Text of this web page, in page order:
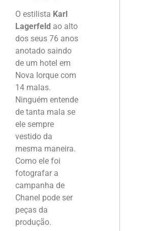
O estilista Karl
Lagerfeld ao alto
dos seus 76 anos
anotado saindo
de um hotel em
Nova Iorque com
14 malas.
Ninguém entende
de tanta mala se
ele sempre
vestido da
mesma maneira.
Como ele foi
fotografar a
campanha de
Chanel pode ser
peças da
produção.